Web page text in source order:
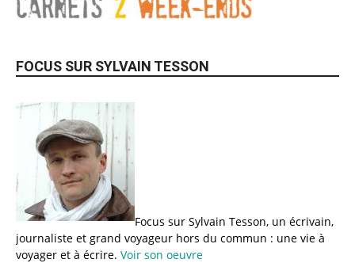
FOCUS SUR SYLVAIN TESSON
Focus sur Sylvain Tesson, un écrivain,
journaliste et grand voyageur hors du commun : une vie à
voyager et à écrire. Voir son oeuvre